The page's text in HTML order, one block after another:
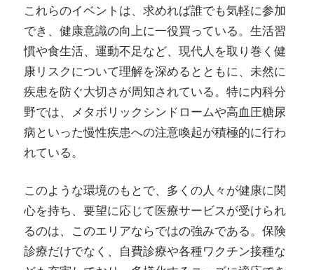
これらのイベントは、求めれば誰でも気軽に参加
でき、健康意識の向上に一役買っている。生活習
慣や食生活、運動不足など、現代人を取り巻く健
康リスクについて理解を深めるとともに、未然に
疾患を防ぐ大切さが周知されている。特に内科分
野では、メタボリックシンドロームや高血圧糖尿
病といった慢性疾患への注意喚起が積極的に行わ
れている。
このような環境のもとで、多くの人々が健康に関
心を持ち、要望に応じて医療サービスが受けられ
るのは、このエリアならではの強みである。保険
診療だけでなく、自費診療や各種ワクチン接種な